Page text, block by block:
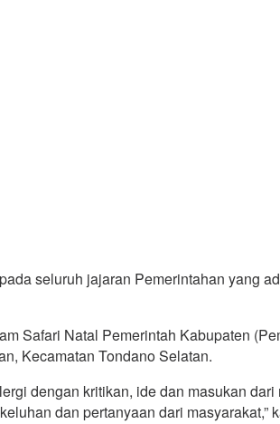
seluruh jajaran Pemerintahan yang
Safari Natal Pemerintah Kabupaten
Kecamatan Tondano Selatan.
dengan kritikan, ide dan masukan
dan pertanyaan dari masyarakat,”